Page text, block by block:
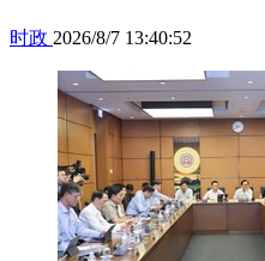
时政 2026/8/7 13:40:52